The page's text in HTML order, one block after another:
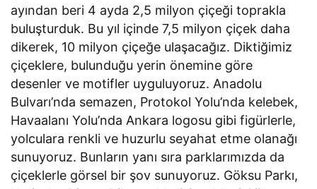
ayından beri 4 ayda 2,5 milyon çiçeği toprakla
buluşturduk. Bu yıl içinde 7,5 milyon çiçek daha
dikerek, 10 milyon çiçeğe ulaşacağız. Diktiğimiz
çiçeklere, bulunduğu yerin önemine göre
desenler ve motifler uyguluyoruz. Anadolu
Bulvarı’nda semazen, Protokol Yolu’nda kelebek,
Havaalanı Yolu’nda Ankara logosu gibi figürlerle,
yolculara renkli ve huzurlu seyahat etme olanağı
sunuyoruz. Bunların yanı sıra parklarımızda da
çiçeklerle görsel bir şov sunuyoruz. Göksu Parkı,